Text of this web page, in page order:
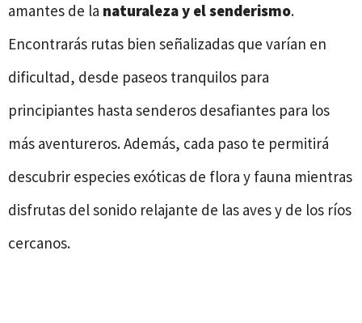
amantes de la naturaleza y el senderismo.
Encontrarás rutas bien señalizadas que varían en
dificultad, desde paseos tranquilos para
principiantes hasta senderos desafiantes para los
más aventureros. Además, cada paso te permitirá
descubrir especies exóticas de flora y fauna mientras
disfrutas del sonido relajante de las aves y de los ríos
cercanos.